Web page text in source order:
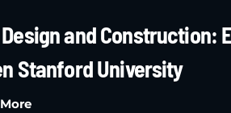
and Construction:
Stanford University